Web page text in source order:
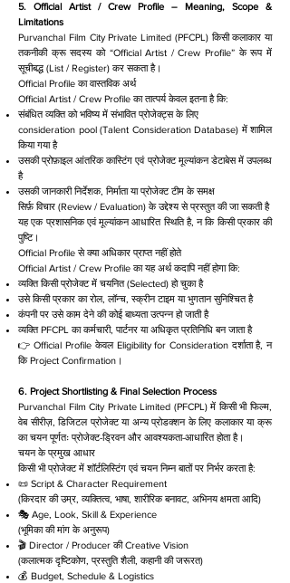
5. Official Artist / Crew Profile – Meaning, Scope &
Limitations
Purvanchal Film City Private Limited (PFCPL) किसी कलाकार या
तकनीकी क्रू सदस्य को “Official Artist / Crew Profile” के रूप में
सूचीबद्ध (List / Register) कर सकता है।
Official Profile का वास्तविक अर्थ
Official Artist / Crew Profile का तात्पर्य केवल इतना है कि:
संबंधित व्यक्ति को भविष्य में संभावित प्रोजेक्ट्स के लिए
consideration pool (Talent Consideration Database) में शामिल
किया गया है
उसकी प्रोफ़ाइल आंतरिक कास्टिंग एवं प्रोजेक्ट मूल्यांकन डेटाबेस में उपलब्ध
है
उसकी जानकारी निर्देशक, निर्माता या प्रोजेक्ट टीम के समक्ष
सिर्फ़ विचार (Review / Evaluation) के उद्देश्य से प्रस्तुत की जा सकती है
यह एक प्रशासनिक एवं मूल्यांकन आधारित स्थिति है, न कि किसी प्रकार की
पुष्टि।
Official Profile से क्या अधिकार प्राप्त नहीं होते
Official Artist / Crew Profile का यह अर्थ कदापि नहीं होगा कि:
व्यक्ति किसी प्रोजेक्ट में चयनित (Selected) हो चुका है
उसे किसी प्रकार का रोल, लॉन्च, स्क्रीन टाइम या भुगतान सुनिश्चित है
कंपनी पर उसे काम देने की कोई बाध्यता उत्पन्न हो जाती है
व्यक्ति PFCPL का कर्मचारी, पार्टनर या अधिकृत प्रतिनिधि बन जाता है
👉 Official Profile केवल Eligibility for Consideration दर्शाता है, न
कि Project Confirmation।
6. Project Shortlisting & Final Selection Process
Purvanchal Film City Private Limited (PFCPL) में किसी भी फिल्म,
वेब सीरीज़, डिजिटल प्रोजेक्ट या अन्य प्रोडक्शन के लिए कलाकार या क्रू
का चयन पूर्णतः प्रोजेक्ट-ड्रिवन और आवश्यकता-आधारित होता है।
चयन के प्रमुख आधार
किसी भी प्रोजेक्ट में शॉर्टलिस्टिंग एवं चयन निम्न बातों पर निर्भर करता है:
📜 Script & Character Requirement
(किरदार की उम्र, व्यक्तित्व, भाषा, शारीरिक बनावट, अभिनय क्षमता आदि)
🎭 Age, Look, Skill & Experience
(भूमिका की मांग के अनुरूप)
🎬 Director / Producer की Creative Vision
(कलात्मक दृष्टिकोण, प्रस्तुति शैली, कहानी की जरूरत)
💰 Budget, Schedule & Logistics